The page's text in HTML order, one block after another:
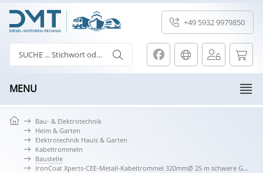
+49 5932 9979850
MENU
Bau- & Elektrotechnik
Heim & Garten
Elektrotechnik Hauis & Garten
Kabeltrommeln
Baustelle
IronCoat Xperts-CEE-Metall-Kabeltrommel 320mmØ 25 m schwere Gummischlauchleitung